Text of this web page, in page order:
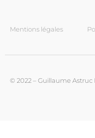
Mentions légales
© 2022 – Guillaume